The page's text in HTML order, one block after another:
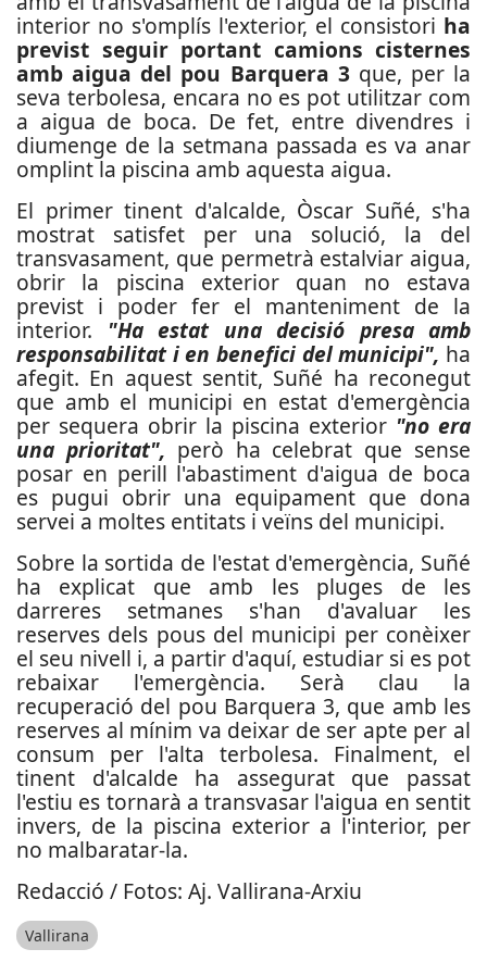
interior no s'omplís l'exterior, el consistori ha
previst seguir portant camions cisternes
amb aigua del pou Barquera 3que, per la
seva terbolesa, encara no es pot utilitzar com
a aigua de boca. De fet, entre divendres i
diumenge de la setmana passada es va anar
omplint la piscina amb aquesta aigua.
El primer tinent d'alcalde, Òscar Suñé, s'ha
mostrat satisfet per una solució, la del
transvasament, que permetrà estalviar aigua,
obrir la piscina exterior quan no estava
previst i poder fer el manteniment de la
interior. "Ha estat una decisió presa amb
responsabilitat i en benefici del municipi", ha
afegit. En aquest sentit, Suñé ha reconegut
que amb el municipi en estat d'emergència
per sequera obrir la piscina exterior "no era
una prioritat", però ha celebrat que sense
posar en perill l'abastiment d'aigua de boca
es pugui obrir una equipament que dona
servei a moltes entitats i veïns del municipi.
Sobre la sortida de l'estat d'emergència, Suñé
ha explicat que amb les pluges de les
darreres setmanes s'han d'avaluar les
reserves dels pous del municipi per conèixer
el seu nivell i, a partir d'aquí, estudiar si es pot
rebaixar l'emergència. Serà clau la
recuperació del pou Barquera 3, que amb les
reserves al mínim va deixar de ser apte per al
consum per l'alta terbolesa. Finalment, el
tinent d'alcalde ha assegurat que passat
l'estiu es tornarà a transvasar l'aigua en sentit
invers, de la piscina exterior a l'interior, per
no malbaratar-la.
Redacció / Fotos: Aj. Vallirana-Arxiu
Vallirana